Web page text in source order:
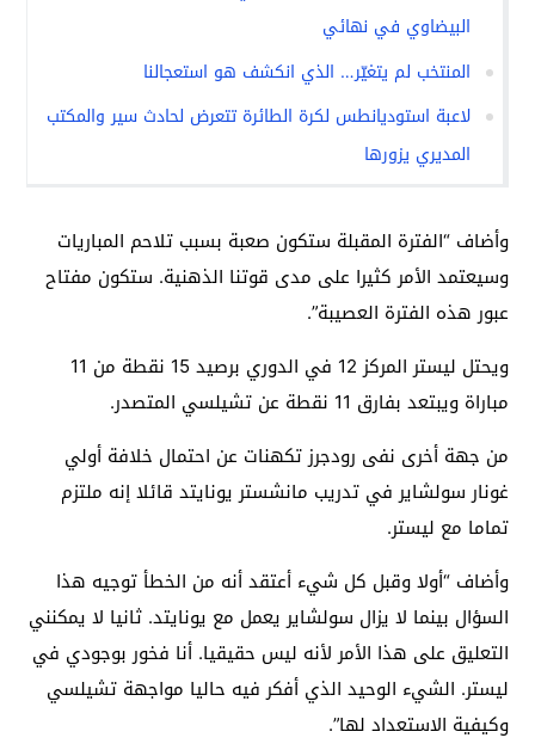
البيضاوي في نهائي
المنتخب لم يتغيّر… الذي انكشف هو استعجالنا
لاعبة استوديانطس لكرة الطائرة تتعرض لحادث سير والمكتب
المديري يزورها
وأضاف “الفترة المقبلة ستكون صعبة بسبب تلاحم المباريات
وسيعتمد الأمر كثيرا على مدى قوتنا الذهنية. ستكون مفتاح
عبور هذه الفترة العصيبة”.
ويحتل ليستر المركز 12 في الدوري برصيد 15 نقطة من 11
مباراة ويبتعد بفارق 11 نقطة عن تشيلسي المتصدر.
من جهة أخرى نفى رودجرز تكهنات عن احتمال خلافة أولي
غونار سولشاير في تدريب مانشستر يونايتد قائلا إنه ملتزم
تماما مع ليستر.
وأضاف “أولا وقبل كل شيء أعتقد أنه من الخطأ توجيه هذا
السؤال بينما لا يزال سولشاير يعمل مع يونايتد. ثانيا لا يمكنني
التعليق على هذا الأمر لأنه ليس حقيقيا. أنا فخور بوجودي في
ليستر. الشيء الوحيد الذي أفكر فيه حاليا مواجهة تشيلسي
وكيفية الاستعداد لها”.